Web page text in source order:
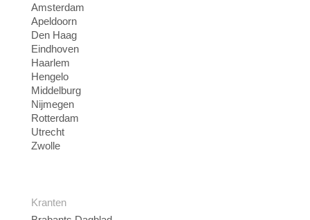
Amsterdam
Apeldoorn
Den Haag
Eindhoven
Haarlem
Hengelo
Middelburg
Nijmegen
Rotterdam
Utrecht
Zwolle
Kranten